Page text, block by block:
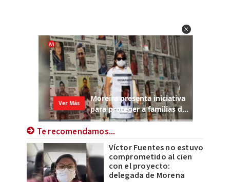
Te recomendamos...
Víctor Fuentes no estuvo
comprometido al cien
con el proyecto:
delegada de Morena